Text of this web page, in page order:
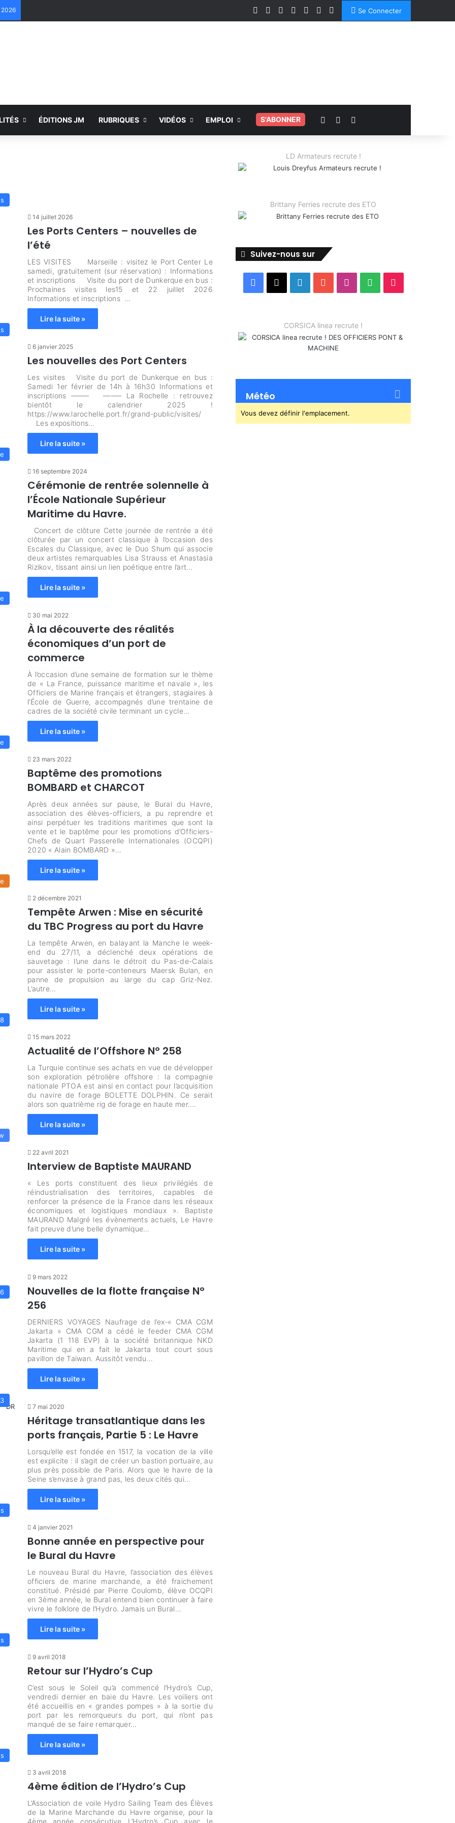
2026 FacebookLinkedinYouTubeInstagram
SpotifyTikTokSe Connecter
ÉDITIONS JM RUBRIQUES VIDÉOS EMPLOI S'ABONNER Voir votre panier
Switch skin
14 juillet 2026
Les Ports Centers – nouvelles de
l’été
LES VISITES Marseille : visitez le Port Center Le
samedi, gratuitement (sur réservation) : Informations
et inscriptions Visite du port de Dunkerque en bus :
Prochaines visites les15 et 22 juillet 2026
Informations et inscriptions …
Lire la suite »
6 janvier 2025
Les nouvelles des Port Centers
Les visites Visite du port de Dunkerque en bus :
Samedi 1er février de 14h à 16h30 Informations et
inscriptions ——– ——– La Rochelle : retrouvez
bientôt le calendrier 2025 !
https://www.larochelle.port.fr/grand-public/visites/
Les expositions…
Lire la suite »
16 septembre 2024
Cérémonie de rentrée solennelle à
l’École Nationale Supérieur
Maritime du Havre.
Concert de clôture Cette journée de rentrée a été
clôturée par un concert classique à l’occasion des
Escales du Classique, avec le Duo Shum qui associe
deux artistes remarquables Lisa Strauss et Anastasia
Rizikov, tissant ainsi un lien poétique entre l’art…
Lire la suite »
30 mai 2022
À la découverte des réalités
économiques d’un port de
commerce
À l’occasion d’une semaine de formation sur le thème
de « La France, puissance maritime et navale », les
Officiers de Marine français et étrangers, stagiaires à
l’École de Guerre, accompagnés d’une trentaine de
cadres de la société civile terminant un cycle…
Lire la suite »
23 mars 2022
Baptême des promotions
BOMBARD et CHARCOT
Après deux années sur pause, le Bural du Havre,
association des élèves-officiers, a pu reprendre et
ainsi perpétuer les traditions maritimes que sont la
vente et le baptême pour les promotions d’Officiers-
Chefs de Quart Passerelle Internationales (OCQPI)
2020 « Alain BOMBARD »…
Lire la suite »
2 décembre 2021
Tempête Arwen : Mise en sécurité
du TBC Progress au port du Havre
La tempête Arwen, en balayant la Manche le week-
end du 27/11, a déclenché deux opérations de
sauvetage : l’une dans le détroit du Pas-de-Calais
pour assister le porte-conteneurs Maersk Bulan, en
panne de propulsion au large du cap Griz-Nez.
L’autre…
Lire la suite »
15 mars 2022
Actualité de l’Offshore N° 258
La Turquie continue ses achats en vue de développer
son exploration pétrolière offshore : la compagnie
nationale PTOA est ainsi en contact pour l’acquisition
du navire de forage BOLETTE DOLPHIN. Ce serait
alors son quatrième rig de forage en haute mer.…
Lire la suite »
22 avril 2021
Interview de Baptiste MAURAND
« Les ports constituent des lieux privilégiés de
réindustrialisation des territoires, capables de
renforcer la présence de la France dans les réseaux
économiques et logistiques mondiaux ». Baptiste
MAURAND Malgré les évènements actuels, Le Havre
fait preuve d’une belle dynamique…
Lire la suite »
9 mars 2022
Nouvelles de la flotte française N°
256
DERNIERS VOYAGES Naufrage de l’ex-« CMA CGM
Jakarta » CMA CGM a cédé le feeder CMA CGM
Jakarta (1 118 EVP) à la société britannique NKD
Maritime qui en a fait le Jakarta tout court sous
pavillon de Taiwan. Aussitôt vendu…
Lire la suite »
7 mai 2020
Héritage transatlantique dans les
ports français, Partie 5 : Le Havre
Lorsqu’elle est fondée en 1517, la vocation de la ville
est explicite : il s’agit de créer un bastion portuaire, au
plus près possible de Paris. Alors que le havre de la
Seine s’envase à grand pas, les deux cités qui…
Lire la suite »
4 janvier 2021
Bonne année en perspective pour
le Bural du Havre
Le nouveau Bural du Havre, l’association des élèves
officiers de marine marchande, a été fraichement
constitué. Présidé par Pierre Coulomb, élève OCQPI
en 3ème année, le Bural entend bien continuer à faire
vivre le folklore de l’Hydro. Jamais un Bural…
Lire la suite »
9 avril 2018
Retour sur l’Hydro’s Cup
C’est sous le Soleil qu’a commencé l’Hydro’s Cup,
vendredi dernier en baie du Havre. Les voiliers ont
été accueillis en « grandes pompes » à la sortie du
port par les remorqueurs du port, qui n’ont pas
manqué de se faire remarquer…
Lire la suite »
3 avril 2018
4ème édition de l’Hydro’s Cup
L’Association de voile Hydro Sailing Team des Élèves
de la Marine Marchande du Havre organise, pour la
4ème année consécutive L’Hydro’s Cup avec le
LD Armateurs recrute !
Brittany Ferries recrute des ETO
Suivez-nous sur
Facebook LinkedinYouTubeInstagram
Spotify
CORSICA linea recrute !
Météo
Vous devez définir l'emplacement.